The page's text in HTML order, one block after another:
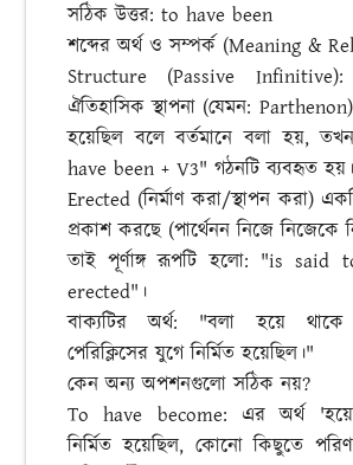
সঠিক উত্তর: to have been
শব্দের অর্থ ও সম্পর্ক (Meaning &
Structure (Passive
ঐতিহাসিক স্থাপনা (যেমন:
হয়েছিল বলে বর্তমানে বলা হয়,
have been + V3" গঠনটি ব্যবহৃত হয়।
Erected (নির্মাণ করা/স্থাপন করা)
প্রকাশ করছে (পার্থেনন নিজে নিজেকে
তাই পূর্ণাঙ্গ রূপটি হলো: "is said
erected"।
বাক্যটির অর্থ: "বলা হয়ে থাকে
পেরিক্লিসের যুগে নির্মিত হয়েছিল।"
কেন অন্য অপশনগুলো সঠিক নয়?
To have become: এর অর্থ
নির্মিত হয়েছিল, কোনো কিছুতে